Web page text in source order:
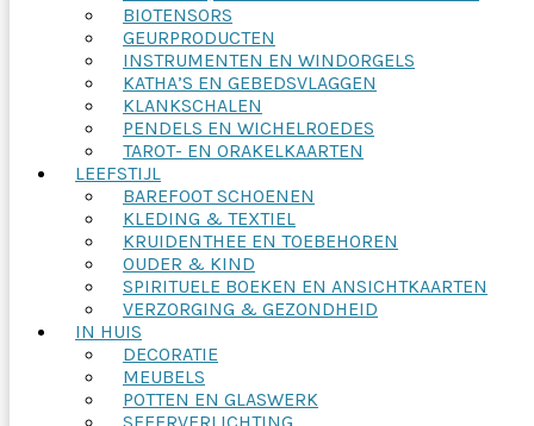
BIOTENSORS
GEURPRODUCTEN
INSTRUMENTEN EN WINDORGELS
KATHA’S EN GEBEDSVLAGGEN
KLANKSCHALEN
PENDELS EN WICHELROEDES
TAROT- EN ORAKELKAARTEN
LEEFSTIJL
BAREFOOT SCHOENEN
KLEDING & TEXTIEL
KRUIDENTHEE EN TOEBEHOREN
OUDER & KIND
SPIRITUELE BOEKEN EN ANSICHTKAARTEN
VERZORGING & GEZONDHEID
IN HUIS
DECORATIE
MEUBELS
POTTEN EN GLASWERK